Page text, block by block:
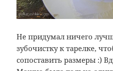
Не придумал ничего
зубочистку к тарелке,
сопоставить размеры :)